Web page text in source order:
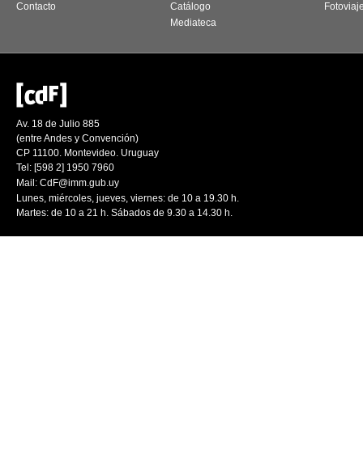
Contacto
Catálogo
Mediateca
Av. 18 de Julio 885
(entre Andes y Convención)
CP 11100. Montevideo. Uruguay
Tel: [598 2] 1950 7960
Mail: CdF@imm.gub.uy
Lunes, miércoles, jueves, viernes: de 10 a 19.30 h.
Martes: de 10 a 21 h. Sábados de 9.30 a 14.30 h.